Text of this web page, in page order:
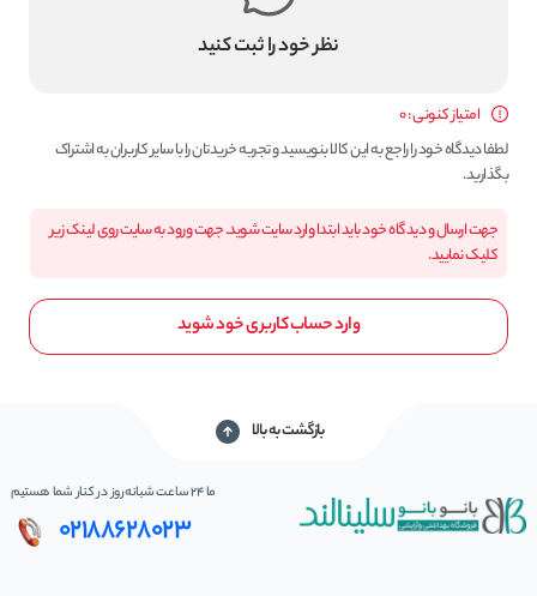
نظر خود را ثبت کنید
امتیاز کنونی : 0
لطفا دیدگاه خود را راجع به این کالا بنویسید و تجربه خریدتان را با سایر کاربران به اشتراک
بگذارید.
جهت ارسال و دیدگاه خود باید ابتدا وارد سایت شوید. جهت ورود به سایت روی لینک زیر
کلیک نمایید.
وارد حساب کاربری خود شوید
بازگشت به بالا
ما 24 ساعت شبانه‌روز در کنار شما هستیم
02188628023